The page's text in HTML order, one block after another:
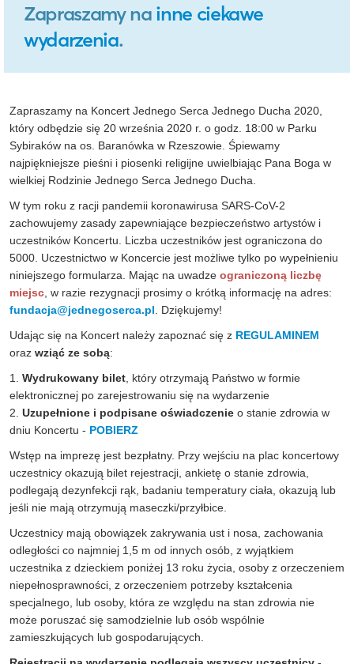
Zapraszamy na inne ciekawe
wydarzenia.
Zapraszamy na Koncert Jednego Serca Jednego Ducha 2020,
który odbędzie się 20 września 2020 r. o godz. 18:00 w Parku
Sybiraków na os. Baranówka w Rzeszowie. Śpiewamy
najpiękniejsze pieśni i piosenki religijne uwielbiając Pana Boga w
wielkiej Rodzinie Jednego Serca Jednego Ducha.
W tym roku z racji pandemii koronawirusa SARS-CoV-2
zachowujemy zasady zapewniające bezpieczeństwo artystów i
uczestników Koncertu. Liczba uczestników jest ograniczona do
5000. Uczestnictwo w Koncercie jest możliwe tylko po wypełnieniu
niniejszego formularza. Mając na uwadze ograniczoną liczbę
miejsc , w razie rezygnacji prosimy o krótką informację na adres:
fundacja@jednegoserca.pl . Dziękujemy!
Udając się na Koncert należy zapoznać się z REGULAMINEM
oraz wziąć ze sobą:
1. Wydrukowany bilet , który otrzymają Państwo w formie
elektronicznej po zarejestrowaniu się na wydarzenie
2. Uzupełnione i podpisane oświadczenie o stanie zdrowia w
dniu Koncertu - POBIERZ
Wstęp na imprezę jest bezpłatny. Przy wejściu na plac koncertowy
uczestnicy okazują bilet rejestracji, ankietę o stanie zdrowia,
podlegają dezynfekcji rąk, badaniu temperatury ciała, okazują lub
jeśli nie mają otrzymują maseczki/przyłbice.
Uczestnicy mają obowiązek zakrywania ust i nosa, zachowania
odległości co najmniej 1,5 m od innych osób, z wyjątkiem
uczestnika z dzieckiem poniżej 13 roku życia, osoby z orzeczeniem
niepełnosprawności, z orzeczeniem potrzeby kształcenia
specjalnego, lub osoby, która ze względu na stan zdrowia nie
może poruszać się samodzielnie lub osób wspólnie
zamieszkujących lub gospodarujących.